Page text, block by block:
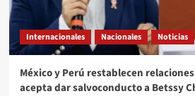
Internacionales Nacionales Noticias
México y Perú restablecen
acepta dar salvoconducto a Betssy